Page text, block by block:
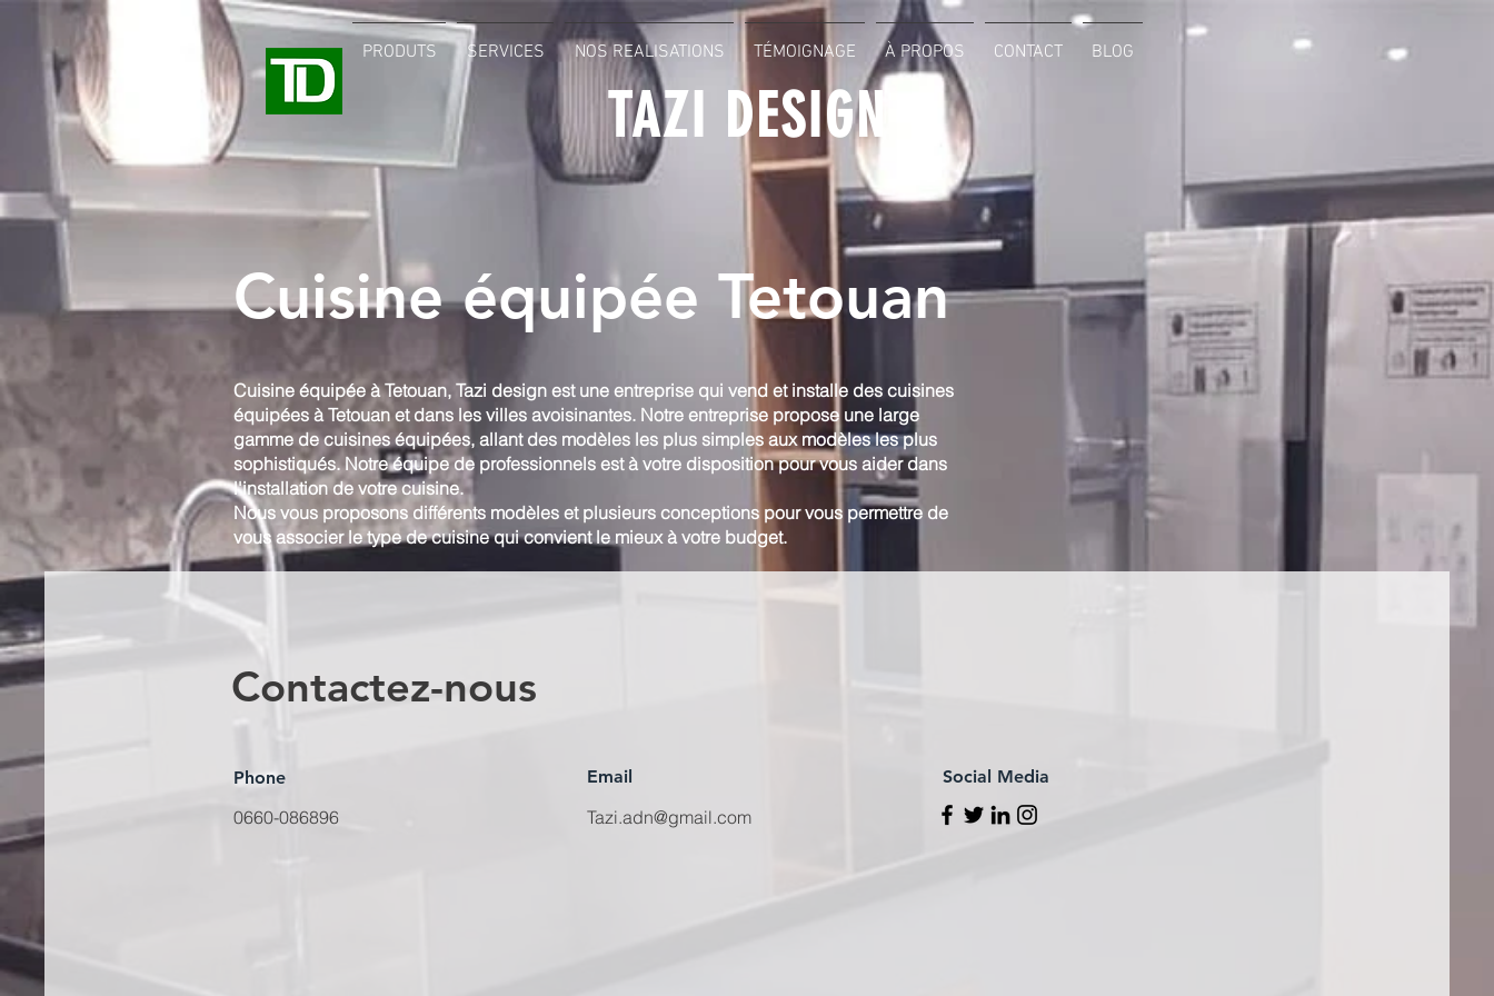
PRODUTS SERVICES NOS REALISATIONS TÉMOIGNAGE À PROPOS CONTACT BLOG
TAZI DESIGN
Cuisine équipée Tetouan
Cuisine équipée à Tetouan, Tazi design est une entreprise qui vend et installe des cuisines
équipées à Tetouan et dans les villes avoisinantes. Notre entreprise propose une large
gamme de cuisines équipées, allant des modèles les plus simples aux modèles les plus
sophistiqués. Notre équipe de professionnels est à votre disposition pour vous aider dans
l'installation de votre cuisine.
Nous vous proposons différents modèles et plusieurs conceptions pour vous permettre de
vous associer le type de cuisine qui convient le mieux à votre budget.
Contactez-nous
Phone
0660-086896
Email
Tazi.adn@gmail.com
Social Media